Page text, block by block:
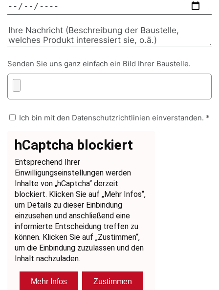
Senden Sie uns ganz einfach ein Bild Ihrer Baustelle.
Ich bin mit den Datenschutzrichtlinien einverstanden. *